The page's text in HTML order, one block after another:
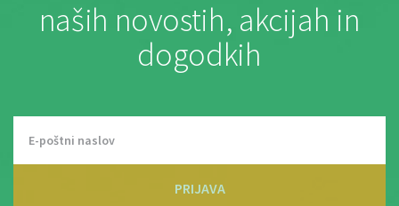
naših novostih, akcijah in
dogodkih
PRIJAVA